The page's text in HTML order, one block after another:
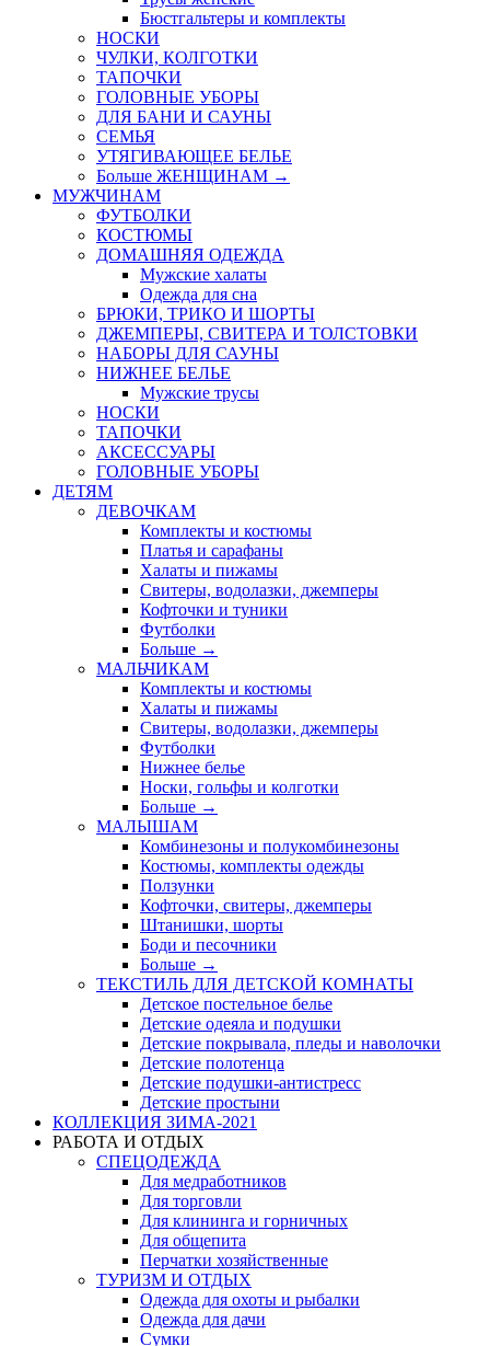
Бюстгальтеры и комплекты
НОСКИ
ЧУЛКИ, КОЛГОТКИ
ТАПОЧКИ
ГОЛОВНЫЕ УБОРЫ
ДЛЯ БАНИ И САУНЫ
СЕМЬЯ
УТЯГИВАЮЩЕЕ БЕЛЬЕ
Больше ЖЕНЩИНАМ →
МУЖЧИНАМ
ФУТБОЛКИ
КОСТЮМЫ
ДОМАШНЯЯ ОДЕЖДА
Мужские халаты
Одежда для сна
БРЮКИ, ТРИКО И ШОРТЫ
ДЖЕМПЕРЫ, СВИТЕРА И ТОЛСТОВКИ
НАБОРЫ ДЛЯ САУНЫ
НИЖНЕЕ БЕЛЬЕ
Мужские трусы
НОСКИ
ТАПОЧКИ
АКСЕССУАРЫ
ГОЛОВНЫЕ УБОРЫ
ДЕТЯМ
ДЕВОЧКАМ
Комплекты и костюмы
Платья и сарафаны
Халаты и пижамы
Свитеры, водолазки, джемперы
Кофточки и туники
Футболки
Больше →
МАЛЬЧИКАМ
Комплекты и костюмы
Халаты и пижамы
Свитеры, водолазки, джемперы
Футболки
Нижнее белье
Носки, гольфы и колготки
Больше →
МАЛЫШАМ
Комбинезоны и полукомбинезоны
Костюмы, комплекты одежды
Ползунки
Кофточки, свитеры, джемперы
Штанишки, шорты
Боди и песочники
Больше →
ТЕКСТИЛЬ ДЛЯ ДЕТСКОЙ КОМНАТЫ
Детское постельное белье
Детские одеяла и подушки
Детские покрывала, пледы и наволочки
Детские полотенца
Детские подушки-антистресс
Детские простыни
КОЛЛЕКЦИЯ ЗИМА-2021
РАБОТА И ОТДЫХ
СПЕЦОДЕЖДА
Для медработников
Для торговли
Для клининга и горничных
Для общепита
Перчатки хозяйственные
ТУРИЗМ И ОТДЫХ
Одежда для охоты и рыбалки
Одежда для дачи
Сумки